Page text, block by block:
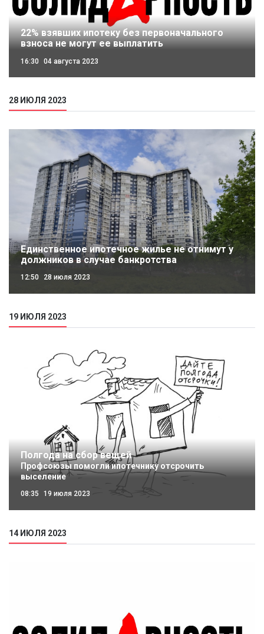
22% взявших ипотеку без первоначального
взноса не могут ее выплатить
16:30 04 августа 2023
28 ИЮЛЯ 2023
Единственное ипотечное жилье не отнимут у
должников в случае банкротства
12:50 28 июля 2023
19 ИЮЛЯ 2023
Полгода на сбор вещей
Профсоюзы помогли ипотечнику отсрочить
выселение
08:35 19 июля 2023
14 ИЮЛЯ 2023